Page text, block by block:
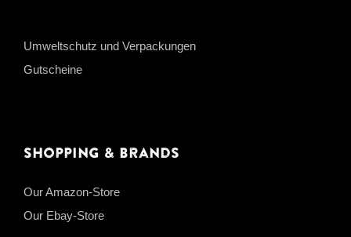
Umweltschutz und Verpackungen
Gutscheine
Shopping & Brands
Our Amazon-Store
Our Ebay-Store